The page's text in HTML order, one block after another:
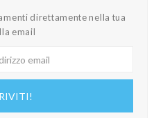
direttamente nella tua
email